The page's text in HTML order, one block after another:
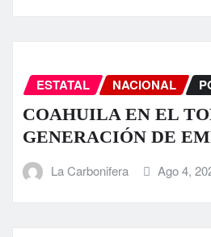
ESTATAL NACIONAL
COAHUILA EN EL
GENERACIÓN DE
La Carbonifera Ago 4,